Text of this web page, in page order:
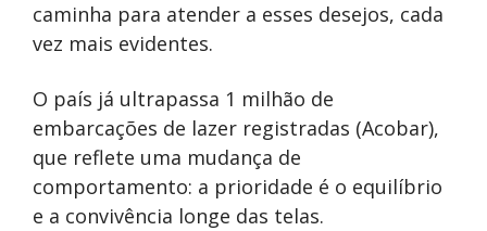
caminha para atender a esses desejos, cada
vez mais evidentes.
O país já ultrapassa 1 milhão de
embarcações de lazer registradas (Acobar),
que reflete uma mudança de
comportamento: a prioridade é o equilíbrio
e a convivência longe das telas.